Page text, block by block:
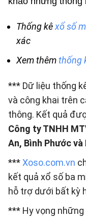
Thống kêxổ số
xác
Xem thêmthống
*** Dữ liệu thống
và công khai trên
thông. Kết quả
Công ty TNHH
An, Bình Phước và
***Xoso.com.vn
kết quả xổ số ba
hỗ trợ dưới bất kỳ
*** Hy vọng